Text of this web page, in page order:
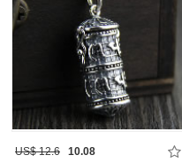
US$ 12.6 10.08